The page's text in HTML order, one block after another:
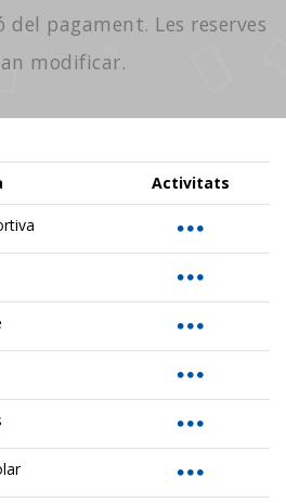
pagament. Les reserves
modificar.
Activitats